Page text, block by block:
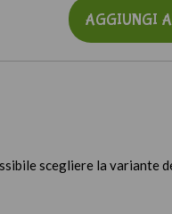
AGGIUNGI
scegliere la variante